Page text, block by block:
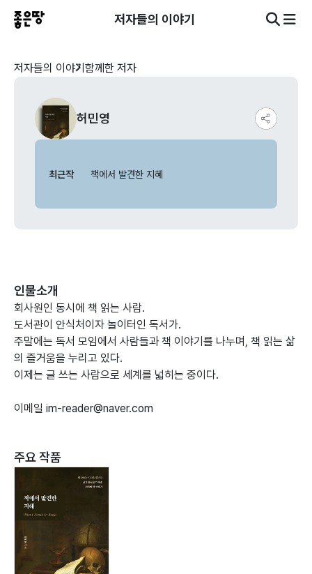
저자들의 이야기
저자들의 이야기 함께한 저자
허민영
최근작 책에서 발견한 지혜
인물소개
회사원인 동시에 책 읽는 사람.
도서관이 안식처이자 놀이터인 독서가.
주말에는 독서 모임에서 사람들과 책 이야기를 나누며, 책 읽는 삶
의 즐거움을 누리고 있다.
이제는 글 쓰는 사람으로 세계를 넓히는 중이다.
이메일 im-reader@naver.com
주요 작품